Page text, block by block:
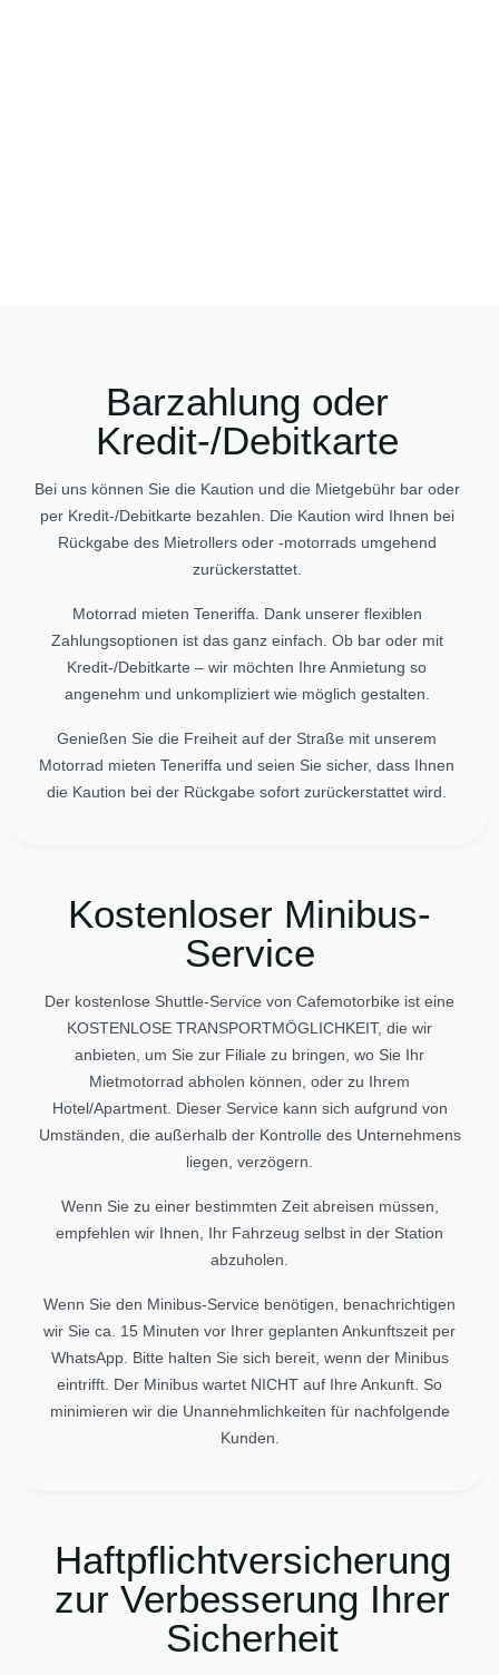
Barzahlung oder
Kredit-/Debitkarte
Bei uns können Sie die Kaution und die Mietgebühr bar oder
per Kredit-/Debitkarte bezahlen. Die Kaution wird Ihnen bei
Rückgabe des Mietrollers oder -motorrads umgehend
zurückerstattet.
Motorrad mieten Teneriffa. Dank unserer flexiblen
Zahlungsoptionen ist das ganz einfach. Ob bar oder mit
Kredit-/Debitkarte – wir möchten Ihre Anmietung so
angenehm und unkompliziert wie möglich gestalten.
Genießen Sie die Freiheit auf der Straße mit unserem
Motorrad mieten Teneriffa und seien Sie sicher, dass Ihnen
die Kaution bei der Rückgabe sofort zurückerstattet wird.
Kostenloser Minibus-
Service
Der kostenlose Shuttle-Service von Cafemotorbike ist eine
KOSTENLOSE TRANSPORTMÖGLICHKEIT, die wir
anbieten, um Sie zur Filiale zu bringen, wo Sie Ihr
Mietmotorrad abholen können, oder zu Ihrem
Hotel/Apartment. Dieser Service kann sich aufgrund von
Umständen, die außerhalb der Kontrolle des Unternehmens
liegen, verzögern.
Wenn Sie zu einer bestimmten Zeit abreisen müssen,
empfehlen wir Ihnen, Ihr Fahrzeug selbst in der Station
abzuholen.
Wenn Sie den Minibus-Service benötigen, benachrichtigen
wir Sie ca. 15 Minuten vor Ihrer geplanten Ankunftszeit per
WhatsApp. Bitte halten Sie sich bereit, wenn der Minibus
eintrifft. Der Minibus wartet NICHT auf Ihre Ankunft. So
minimieren wir die Unannehmlichkeiten für nachfolgende
Kunden.
Haftpflichtversicherung
zur Verbesserung Ihrer
Sicherheit